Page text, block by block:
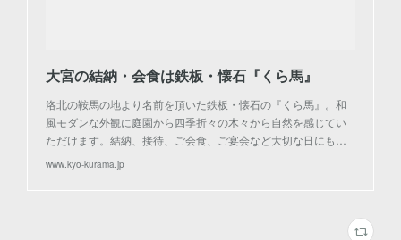
大宮の結納・会食は鉄板・懐石『くら馬』
洛北の鞍馬の地より名前を頂いた鉄板・懐石の『くら馬』。和
風モダンな外観に庭園から四季折々の木々から自然を感じてい
ただけます。結納、接待、ご会食、ご宴会など大切な日にも…
www.kyo-kurama.jp